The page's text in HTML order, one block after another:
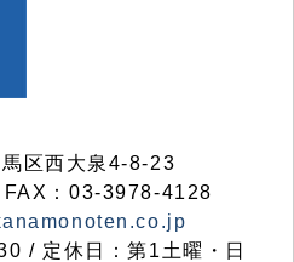
区西大泉4-8-23
：03-3978-4128
/ 定休日：第1土曜・日